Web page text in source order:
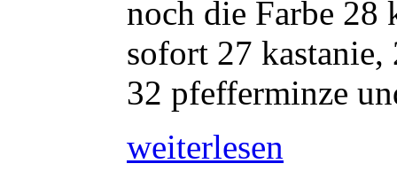
noch die Farbe 28
sofort 27 kastanie,
32 pfefferminze
weiterlesen